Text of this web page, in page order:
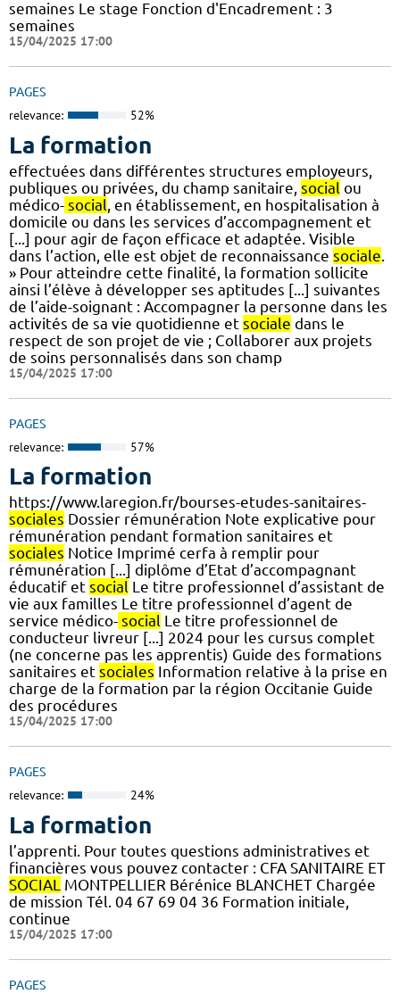
semaines Le stage Fonction d'Encadrement : 3
semaines
15/04/2025 17:00
PAGES
relevance: 52%
La formation
effectuées dans différentes structures employeurs,
publiques ou privées, du champ sanitaire, social ou
médico- social , en établissement, en hospitalisation à
domicile ou dans les services d’accompagnement et
[...] pour agir de façon efficace et adaptée. Visible
dans l’action, elle est objet de reconnaissance sociale
» Pour atteindre cette finalité, la formation sollicite
ainsi l’élève à développer ses aptitudes [...] suivantes
de l’aide-soignant : Accompagner la personne dans les
activités de sa vie quotidienne et sociale dans le
respect de son projet de vie ; Collaborer aux projets
de soins personnalisés dans son champ
15/04/2025 17:00
PAGES
relevance: 57%
La formation
https://www.laregion.fr/bourses-etudes-sanitaires-
sociales Dossier rémunération Note explicative pour
rémunération pendant formation sanitaires et
sociales Notice Imprimé cerfa à remplir pour
rémunération [...] diplôme d’Etat d’accompagnant
éducatif et social Le titre professionnel d’assistant de
vie aux familles Le titre professionnel d’agent de
service médico- social Le titre professionnel de
conducteur livreur [...] 2024 pour les cursus complet
(ne concerne pas les apprentis) Guide des formations
sanitaires et sociales Information relative à la prise en
charge de la formation par la région Occitanie Guide
des procédures
15/04/2025 17:00
PAGES
relevance: 24%
La formation
l’apprenti. Pour toutes questions administratives et
financières vous pouvez contacter : CFA SANITAIRE ET
SOCIAL MONTPELLIER Bérénice BLANCHET Chargée
de mission Tél. 04 67 69 04 36 Formation initiale,
continue
15/04/2025 17:00
PAGES